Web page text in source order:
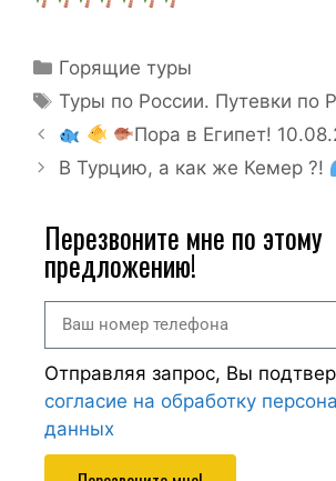
Горящие туры
Туры по России. Путевки по
Пора в Египет!
В Турцию, а как же Кемер ?!
Перезвоните мне по этому
предложению!
Отправляя запрос, Вы
согласие на обработку
данных